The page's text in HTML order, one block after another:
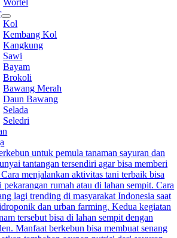
Wortel
Kol
Kembang Kol
Kangkung
Sawi
Bayam
Brokoli
Bawang Merah
Daun Bawang
Selada
Seledri
untuk pemula tanaman sayuran dan
tantangan tersendiri agar bisa memberi
menjalankan aktivitas tani terbaik bisa
rumah atau di lahan sempit. Cara
lagi trending di masyarakat Indonesia saat
dan urban farming. Kedua kegiatan
tersebut bisa di lahan sempit dengan
Manfaat berkebun bisa membuat senang